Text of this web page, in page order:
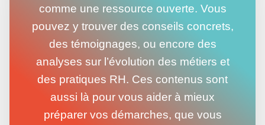
comme une ressource ouverte. Vous
pouvez y trouver des conseils concrets,
des témoignages, ou encore des
analyses sur l’évolution des métiers et
des pratiques RH. Ces contenus sont
aussi là pour vous aider à mieux
préparer vos démarches, que vous